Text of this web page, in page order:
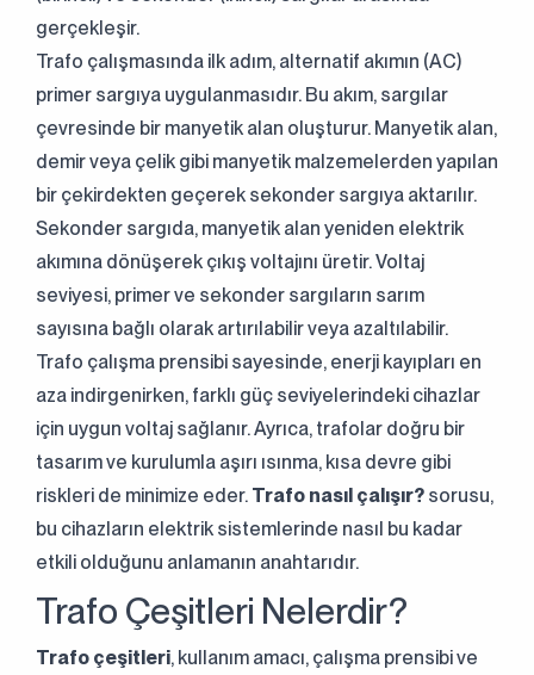
gerçekleşir.
Trafo çalışmasında ilk adım, alternatif akımın (AC)
primer sargıya uygulanmasıdır. Bu akım, sargılar
çevresinde bir manyetik alan oluşturur. Manyetik alan,
demir veya çelik gibi manyetik malzemelerden yapılan
bir çekirdekten geçerek sekonder sargıya aktarılır.
Sekonder sargıda, manyetik alan yeniden elektrik
akımına dönüşerek çıkış voltajını üretir. Voltaj
seviyesi, primer ve sekonder sargıların sarım
sayısına bağlı olarak artırılabilir veya azaltılabilir.
Trafo çalışma prensibi sayesinde, enerji kayıpları en
aza indirgenirken, farklı güç seviyelerindeki cihazlar
için uygun voltaj sağlanır. Ayrıca, trafolar doğru bir
tasarım ve kurulumla aşırı ısınma, kısa devre gibi
riskleri de minimize eder. Trafo nasıl çalışır? sorusu,
bu cihazların elektrik sistemlerinde nasıl bu kadar
etkili olduğunu anlamanın anahtarıdır.
Trafo Çeşitleri Nelerdir?
Trafo çeşitleri, kullanım amacı, çalışma prensibi ve